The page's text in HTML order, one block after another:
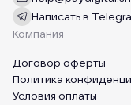
Написать в
Компания
Договор оферты
Политика
Условия оплаты